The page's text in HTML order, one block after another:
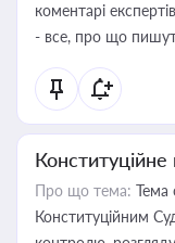
коментарі
- все, про що
Про що тема: Тема
Конституційним